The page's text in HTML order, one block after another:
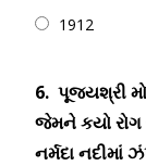
1912
6. પૂજ્યશ્રી
જેમને કયો રોગ
નર્મદા નદીમાં